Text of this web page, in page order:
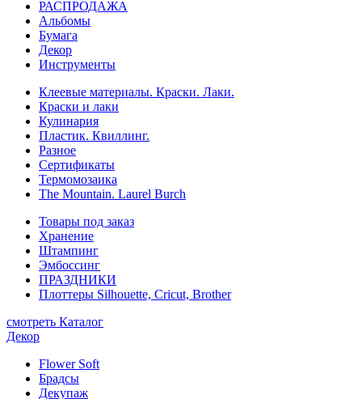
РАСПРОДАЖА
Альбомы
Бумага
Декор
Инструменты
Клеевые материалы. Краски. Лаки.
Краски и лаки
Кулинария
Пластик. Квиллинг.
Разное
Сертификаты
Термомозаика
The Mountain. Laurel Burch
Товары под заказ
Хранение
Штампинг
Эмбоссинг
ПРАЗДНИКИ
Плоттеры Silhouette, Cricut, Brother
смотреть Каталог
Декор
Flower Soft
Брадсы
Декупаж